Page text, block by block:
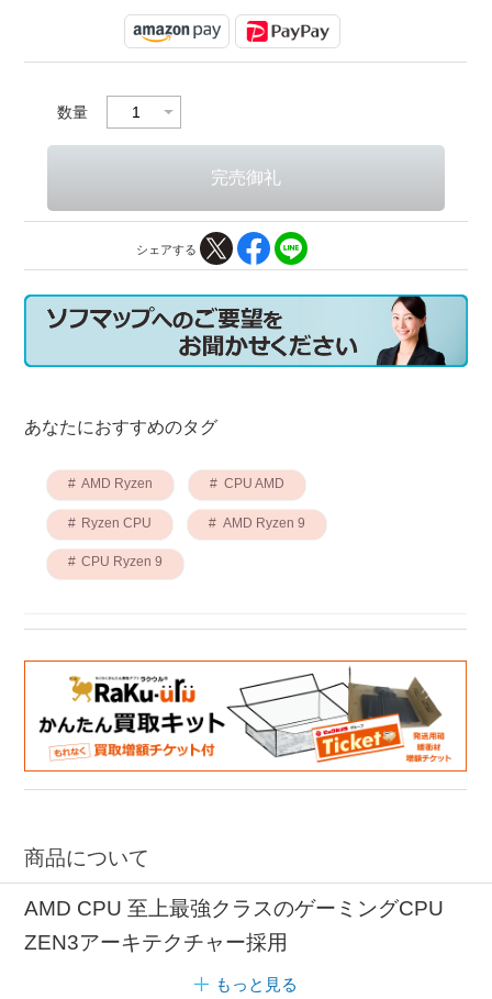
数量
シェアする
あなたにおすすめのタグ
AMD Ryzen CPU AMD
Ryzen CPU AMD Ryzen 9
CPU Ryzen 9
商品について
AMD CPU 至上最強クラスのゲーミングCPU
ZEN3アーキテクチャー採用
もっと見る